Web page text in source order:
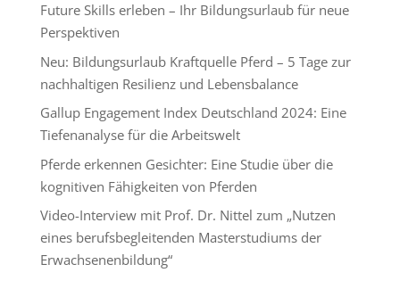
Future Skills erleben – Ihr Bildungsurlaub für neue
Perspektiven
Neu: Bildungsurlaub Kraftquelle Pferd – 5 Tage zur
nachhaltigen Resilienz und Lebensbalance
Gallup Engagement Index Deutschland 2024: Eine
Tiefenanalyse für die Arbeitswelt
Pferde erkennen Gesichter: Eine Studie über die
kognitiven Fähigkeiten von Pferden
Video-Interview mit Prof. Dr. Nittel zum „Nutzen
eines berufsbegleitenden Masterstudiums der
Erwachsenenbildung“